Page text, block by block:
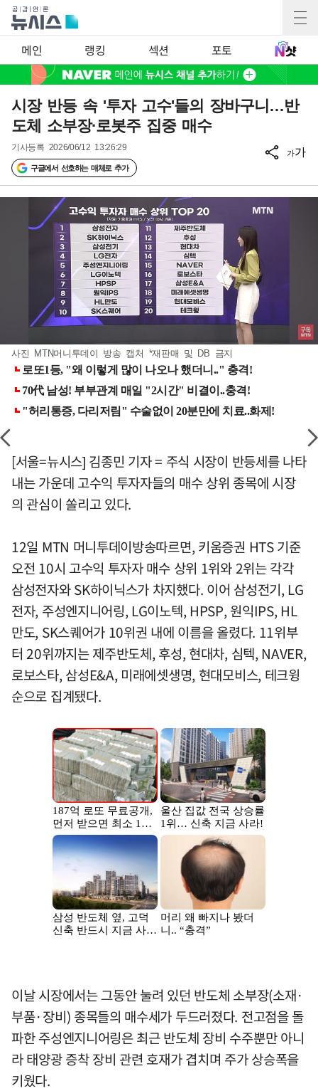
메인 랭킹 섹션 포토
시장 반등 속 '투자 고수'들의 장바구니…반
도체 소부장·로봇주 집중 매수
기사등록 2026/06/12 13:26:29
구글에서 선호하는 매체로 추가
가가
사진 MTN머니투데이 방송 캡처 *재판매 및 DB 금지
[서울=뉴시스] 김종민 기자 = 주식 시장이 반등세를 나타
내는 가운데 고수익 투자자들의 매수 상위 종목에 시장
의 관심이 쏠리고 있다.
12일 MTN 머니투데이방송따르면, 키움증권 HTS 기준
오전 10시 고수익 투자자 매수 상위 1위와 2위는 각각
삼성전자와 SK하이닉스가 차지했다. 이어 삼성전기, LG
전자, 주성엔지니어링, LG이노텍, HPSP, 원익IPS, HL
만도, SK스퀘어가 10위권 내에 이름을 올렸다. 11위부
터 20위까지는 제주반도체, 후성, 현대차, 심텍, NAVER,
로보스타, 삼성E&A, 미래에셋생명, 현대모비스, 테크윙
순으로 집계됐다.
이날 시장에서는 그동안 눌려 있던 반도체 소부장(소재·
부품·장비) 종목들의 매수세가 두드러졌다. 전고점을 돌
파한 주성엔지니어링은 최근 반도체 장비 수주뿐만 아니
라 태양광 증착 장비 관련 호재가 겹치며 주가 상승폭을
키웠다.